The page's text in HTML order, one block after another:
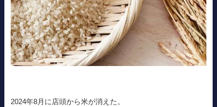
2024年8月に店頭から米が消えた。